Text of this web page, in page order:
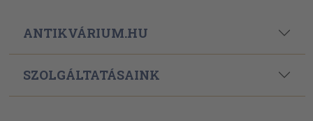
ANTIKVÁRIUM.HU
SZOLGÁLTATÁSAINK